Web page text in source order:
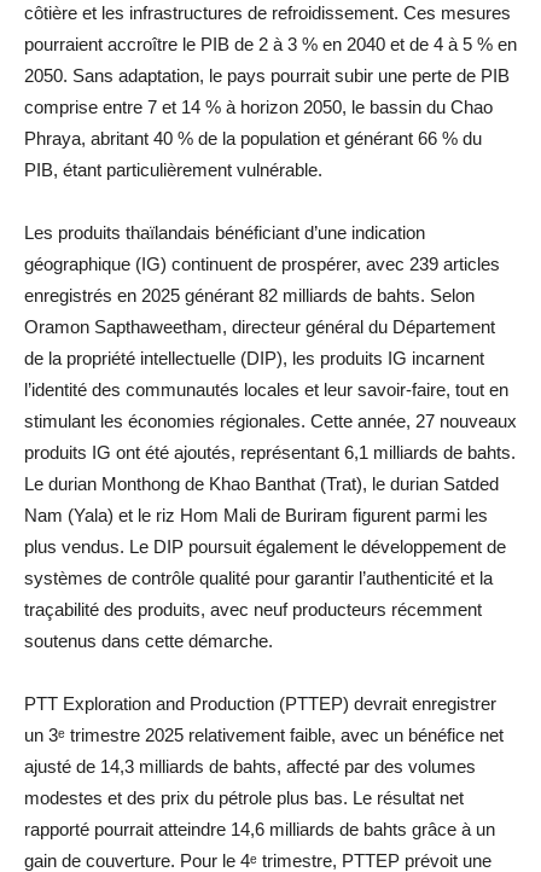
côtière et les infrastructures de refroidissement. Ces mesures
pourraient accroître le PIB de 2 à 3 % en 2040 et de 4 à 5 % en
2050. Sans adaptation, le pays pourrait subir une perte de PIB
comprise entre 7 et 14 % à horizon 2050, le bassin du Chao
Phraya, abritant 40 % de la population et générant 66 % du
PIB, étant particulièrement vulnérable.
Les produits thaïlandais bénéficiant d’une indication
géographique (IG) continuent de prospérer, avec 239 articles
enregistrés en 2025 générant 82 milliards de bahts. Selon
Oramon Sapthaweetham, directeur général du Département
de la propriété intellectuelle (DIP), les produits IG incarnent
l’identité des communautés locales et leur savoir-faire, tout en
stimulant les économies régionales. Cette année, 27 nouveaux
produits IG ont été ajoutés, représentant 6,1 milliards de bahts.
Le durian Monthong de Khao Banthat (Trat), le durian Satded
Nam (Yala) et le riz Hom Mali de Buriram figurent parmi les
plus vendus. Le DIP poursuit également le développement de
systèmes de contrôle qualité pour garantir l’authenticité et la
traçabilité des produits, avec neuf producteurs récemment
soutenus dans cette démarche.
PTT Exploration and Production (PTTEP) devrait enregistrer
un 3ᵉ trimestre 2025 relativement faible, avec un bénéfice net
ajusté de 14,3 milliards de bahts, affecté par des volumes
modestes et des prix du pétrole plus bas. Le résultat net
rapporté pourrait atteindre 14,6 milliards de bahts grâce à un
gain de couverture. Pour le 4ᵉ trimestre, PTTEP prévoit une